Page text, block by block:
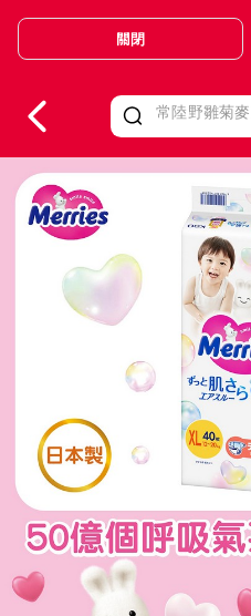
Valid Until 30 June 2026
關閉